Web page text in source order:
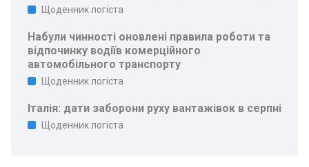
Щоденник логіста
Набули чинності оновлені правила роботи та
відпочинку водіїв комерційного
автомобільного транспорту
Щоденник логіста
Італія: дати заборони руху вантажівок в серпні
Щоденник логіста